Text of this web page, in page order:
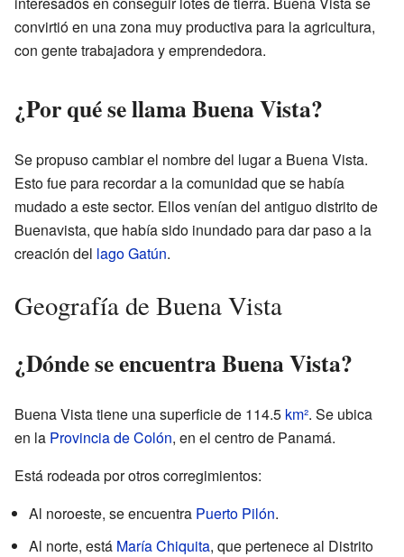
convirtió en una zona muy productiva para la agricultura,
con gente trabajadora y emprendedora.
¿Por qué se llama Buena Vista?
Se propuso cambiar el nombre del lugar a Buena Vista.
Esto fue para recordar a la comunidad que se había
mudado a este sector. Ellos venían del antiguo distrito de
Buenavista, que había sido inundado para dar paso a la
creación del lago Gatún.
Geografía de Buena Vista
¿Dónde se encuentra Buena Vista?
Buena Vista tiene una superficie de 114.5 km². Se ubica
en la Provincia de Colón, en el centro de Panamá.
Está rodeada por otros corregimientos:
Al noroeste, se encuentra Puerto Pilón.
Al norte, está María Chiquita, que pertenece al Distrito